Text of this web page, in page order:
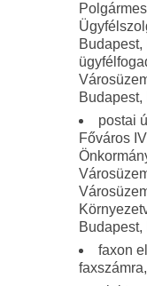
Budapest,
Budapest,
postai
Főváros
Budapest,
faxon
faxszámra,